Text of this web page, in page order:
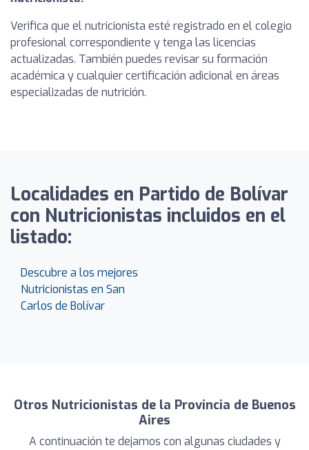
Verifica que el nutricionista esté registrado en el colegio
profesional correspondiente y tenga las licencias
actualizadas. También puedes revisar su formación
académica y cualquier certificación adicional en áreas
especializadas de nutrición.
Localidades en Partido de Bolívar
con Nutricionistas incluidos en el
listado:
Descubre a los mejores
Nutricionistas en San
Carlos de Bolívar
Otros Nutricionistas de la Provincia de Buenos
Aires
A continuación te dejamos con algunas ciudades y